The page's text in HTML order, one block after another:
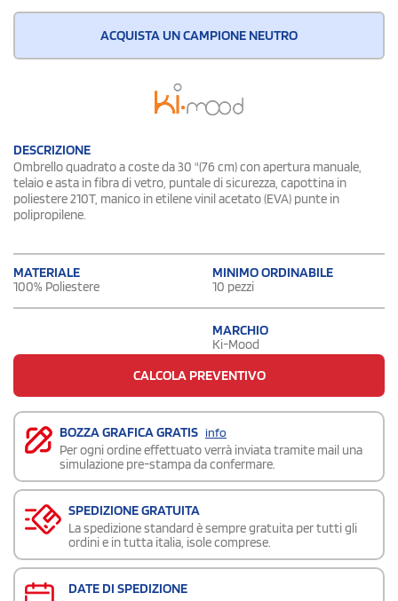
ACQUISTA UN CAMPIONE NEUTRO
DESCRIZIONE
Ombrello quadrato a coste da 30 "(76 cm) con apertura manuale,
telaio e asta in fibra di vetro, puntale di sicurezza, capottina in
poliestere 210T, manico in etilene vinil acetato (EVA) punte in
polipropilene.
MATERIALE
100% Poliestere
MINIMO ORDINABILE
10 pezzi
MARCHIO
Ki-Mood
CALCOLA PREVENTIVO
BOZZA GRAFICA GRATIS info
Per ogni ordine effettuato verrà inviata tramite mail una
simulazione pre-stampa da confermare.
SPEDIZIONE GRATUITA
La spedizione standard è sempre gratuita per tutti gli
ordini e in tutta italia, isole comprese.
DATE DI SPEDIZIONE